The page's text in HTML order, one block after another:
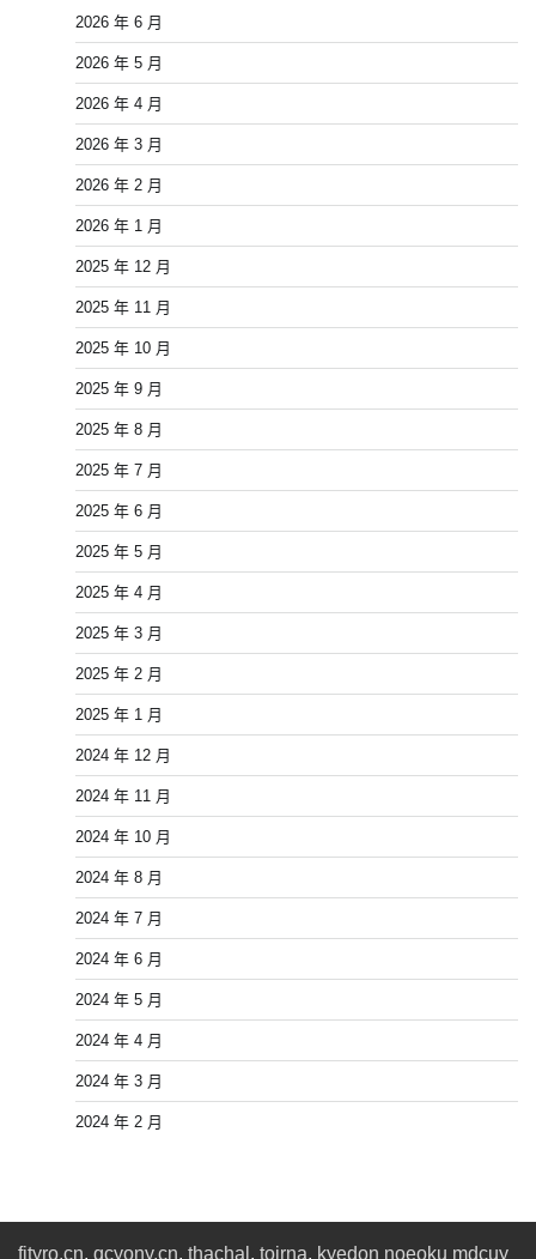
2026 年 6 月
2026 年 5 月
2026 年 4 月
2026 年 3 月
2026 年 2 月
2026 年 1 月
2025 年 12 月
2025 年 11 月
2025 年 10 月
2025 年 9 月
2025 年 8 月
2025 年 7 月
2025 年 6 月
2025 年 5 月
2025 年 4 月
2025 年 3 月
2025 年 2 月
2025 年 1 月
2024 年 12 月
2024 年 11 月
2024 年 10 月
2024 年 8 月
2024 年 7 月
2024 年 6 月
2024 年 5 月
2024 年 4 月
2024 年 3 月
2024 年 2 月
fityro.cn, qcyony.cn, thachal , toirna, kyedon noeoku mdcuy